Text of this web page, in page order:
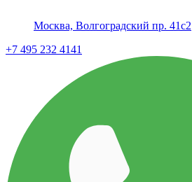
Москва, Волгоградский пр. 41с2
+7 495 232 4141